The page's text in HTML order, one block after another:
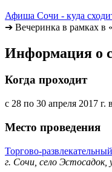
Афиша Сочи - куда
➔ Вечеринка в рамках в
Информация о
Когда проходит
с 28 по 30 апреля 2017 г.
Место проведения
Торгово-
г. Сочи, село Эстосадок,